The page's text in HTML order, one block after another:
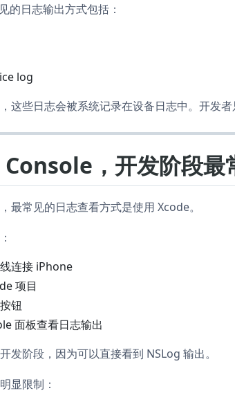
的日志输出方式包括：
log
这些日志会被系统记录在设备日志中。开发
，开发阶段最
最常见的日志查看方式是使用 Xcode。
连接 iPhone
项目
钮
面板查看日志输出
发阶段，因为可以直接看到 NSLog 输出。
显限制：